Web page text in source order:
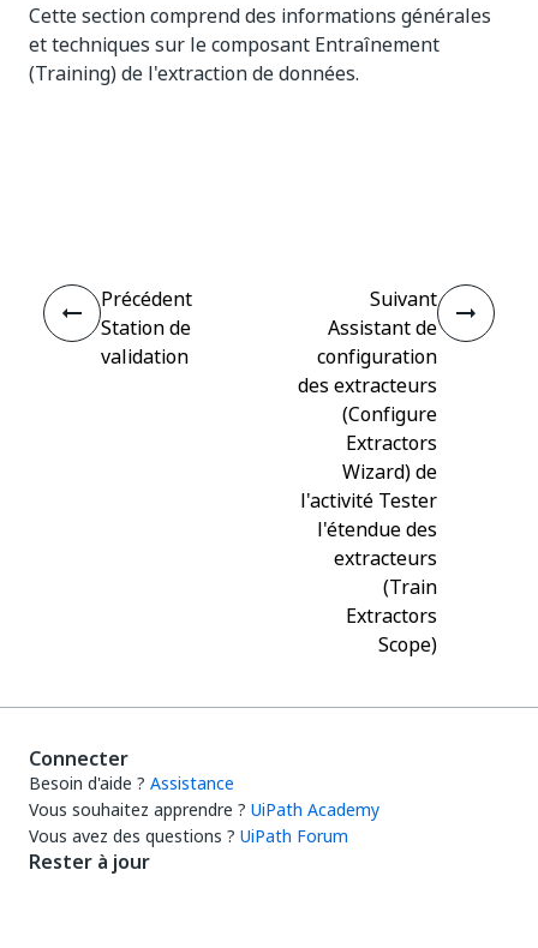
Cette section comprend des informations générales
et techniques sur le composant Entraînement
(Training) de l'extraction de données.
Précédent
Station de
validation
Suivant
Assistant de
configuration
des extracteurs
(Configure
Extractors
Wizard) de
l'activité Tester
l'étendue des
extracteurs
(Train
Extractors
Scope)
Connecter
Besoin d'aide ? Assistance
Vous souhaitez apprendre ? UiPath Academy
Vous avez des questions ? UiPath Forum
Rester à jour